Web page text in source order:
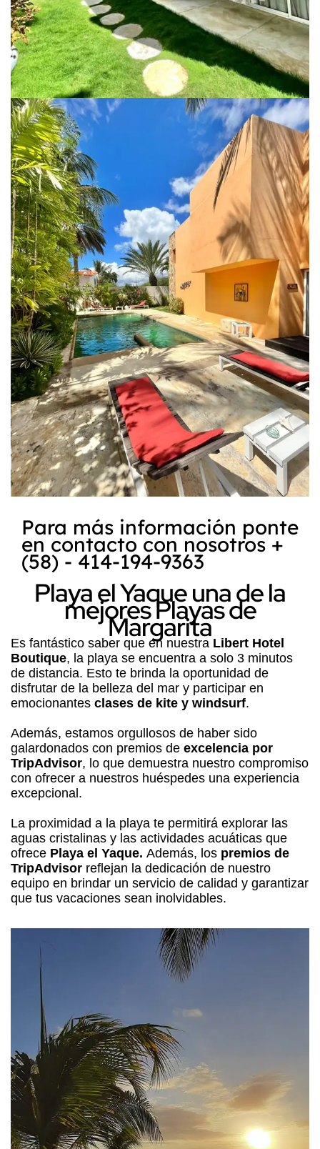
Para más información ponte
en contacto con nosotros +
(58) - 414-194-9363
Playa el Yaque una de la
mejores Playas de
Margarita
Es fantástico saber que en nuestra Libert Hotel
Boutique, la playa se encuentra a solo 3 minutos
de distancia. Esto te brinda la oportunidad de
disfrutar de la belleza del mar y participar en
emocionantes clases de kite y windsurf.
Además, estamos orgullosos de haber sido
galardonados con premios de excelencia por
TripAdvisor, lo que demuestra nuestro compromiso
con ofrecer a nuestros huéspedes una experiencia
excepcional.
La proximidad a la playa te permitirá explorar las
aguas cristalinas y las actividades acuáticas que
ofrece Playa el Yaque. Además, los premios de
TripAdvisor reflejan la dedicación de nuestro
equipo en brindar un servicio de calidad y garantizar
que tus vacaciones sean inolvidables.